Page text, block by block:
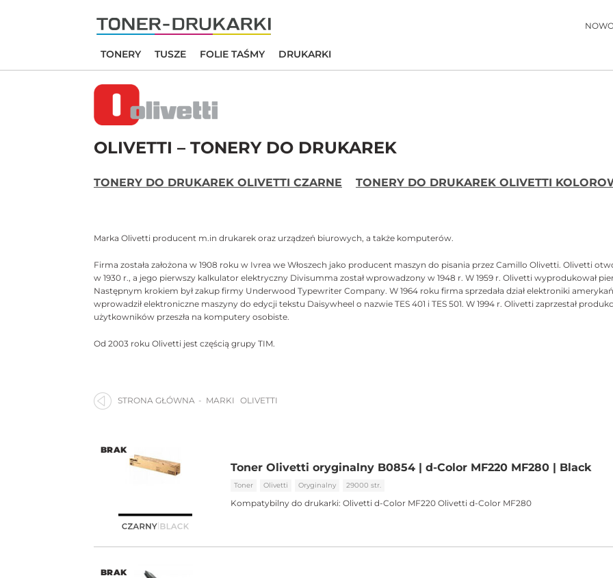
TONERY TUSZE FOLIE TAŚMY DRUKARKI
OLIVETTI – TONERY DO DRUKAREK
TONERY DO DRUKAREK OLIVETTI CZARNE TONERY DO DRUKAREK OLIVETTI
Marka Olivetti producent m.in drukarek oraz urządzeń biurowych, a także komputerów.
Firma została założona w 1908 roku w Ivrea we Włoszech jako producent maszyn do pisania przez Camillo Olivetti. Olivetti
w 1930 r., a jego pierwszy kalkulator elektryczny Divisumma został wprowadzony w 1948 r. W 1959 r. Olivetti wyprodukował
Następnym krokiem był zakup firmy Underwood Typewriter Company. W 1964 roku firma sprzedała dział elektroniki
wprowadził elektroniczne maszyny do edycji tekstu Daisywheel o nazwie TES 401 i TES 501. W 1994 r. Olivetti zaprzestał
użytkowników przeszła na komputery osobiste.
Od 2003 roku Olivetti jest częścią grupy TIM.
STRONA GŁÓWNA MARKI OLIVETTI
BRAK
Toner Olivetti oryginalny B0854 | d-Color MF220 MF280 | Black
Toner Olivetti Oryginalny 29000 str.
Kompatybilny do drukarki: Olivetti d-Color MF220 Olivetti d-Color MF280
BRAK